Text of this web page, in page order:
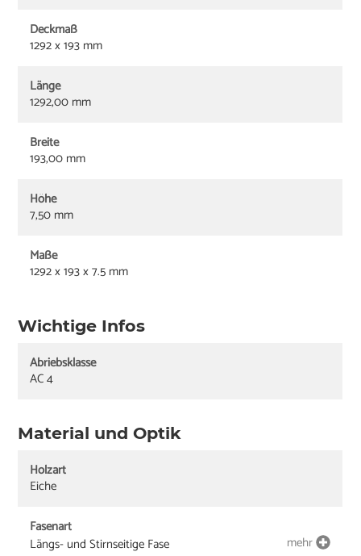
Deckmaß
1292 x 193 mm
Länge
1292,00 mm
Breite
193,00 mm
Höhe
7,50 mm
Maße
1292 x 193 x 7.5 mm
Wichtige Infos
Abriebsklasse
AC 4
Material und Optik
Holzart
Eiche
Fasenart
Längs- und Stirnseitige Fase
mehr